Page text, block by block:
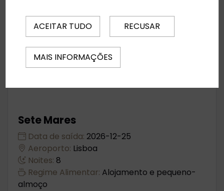
Sete Mares
Data de saída: 2026-12-25
Aeroporto: Lisboa
Noites: 8
Regime Alimentar: Alojamento e pequeno-
almoço
ACEITAR TUDO RECUSAR
MAIS INFORMAÇÕES